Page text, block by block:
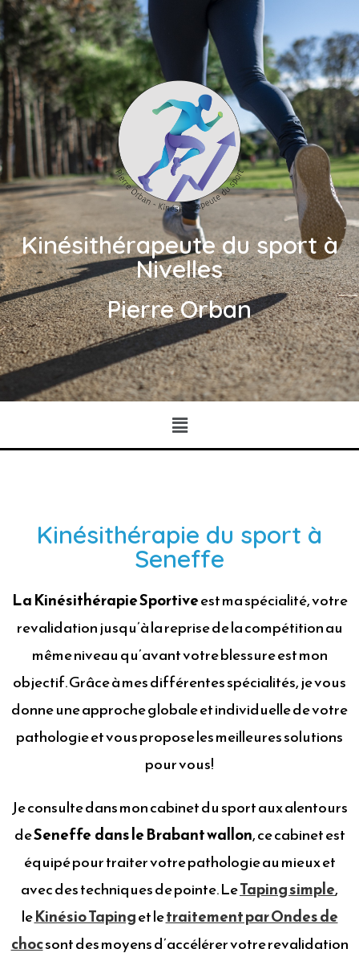
Kinésithérapeute du sport à
Nivelles
Pierre Orban
Kinésithérapie du sport à
Seneffe
La Kinésithérapie Sportiveest ma spécialité, votre
revalidation jusqu’à la reprise de la compétition au
même niveau qu’avant votre blessure est mon
objectif. Grâce à mes différentes spécialités, je vous
donne une approche globale et individuelle de votre
pathologie et vous propose les meilleures solutions
pour vous!
Je consulte dans mon cabinet du sport aux alentours
deSeneffe dans le Brabant wallon, ce cabinet est
équipé pour traiter votre pathologie au mieux et
avec des techniques de pointe. LeTaping simple,
leKinésio Tapinget letraitement par Ondes de
chocsont des moyens d’accélérer votre revalidation